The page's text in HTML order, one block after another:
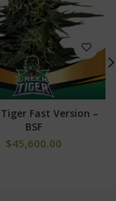
Fast Version –
BSF
$45,600.00